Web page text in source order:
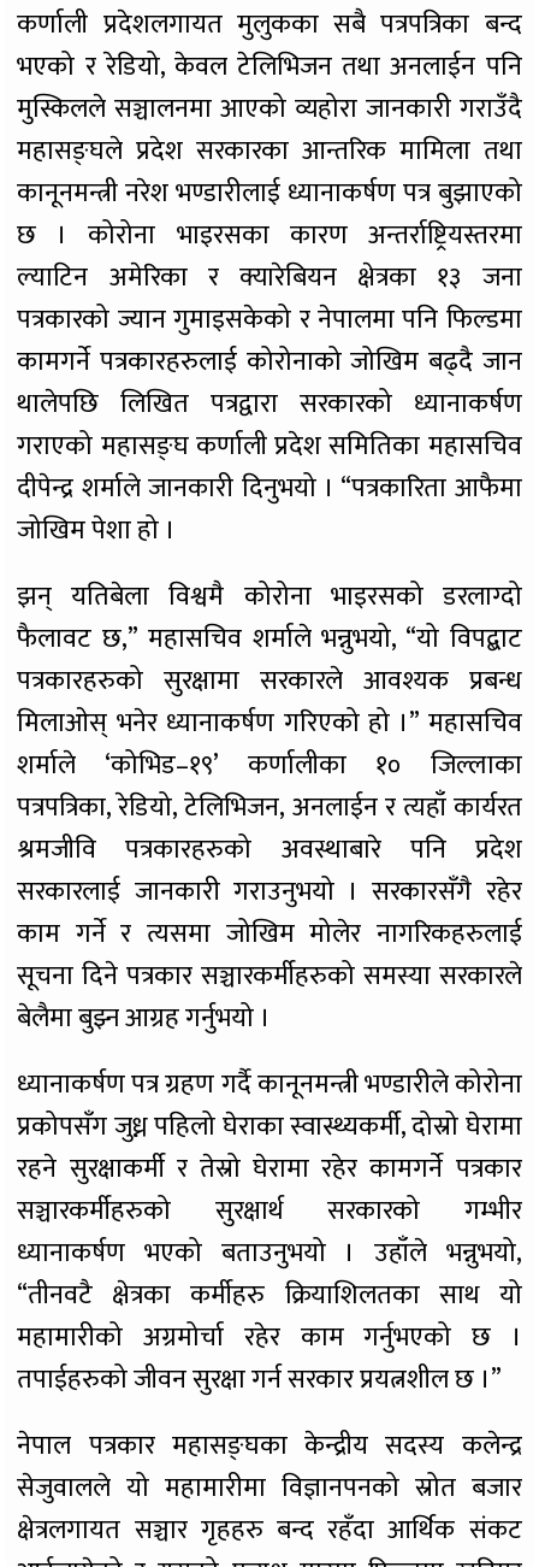
कर्णाली प्रदेशलगायत मुलुकका सबै पत्रपत्रिका बन्द
भएको र रेडियो, केवल टेलिभिजन तथा अनलाईन पनि
मुस्किलले सञ्चालनमा आएको व्यहोरा जानकारी गराउँदै
महासङ्घले प्रदेश सरकारका आन्तरिक मामिला तथा
कानूनमन्त्री नरेश भण्डारीलाई ध्यानाकर्षण पत्र बुझाएको
छ । कोरोना भाइरसका कारण अन्तर्राष्ट्रियस्तरमा
ल्याटिन अमेरिका र क्यारेबियन क्षेत्रका १३ जना
पत्रकारको ज्यान गुमाइसकेको र नेपालमा पनि फिल्डमा
कामगर्ने पत्रकारहरुलाई कोरोनाको जोखिम बढ्दै जान
थालेपछि लिखित पत्रद्वारा सरकारको ध्यानाकर्षण
गराएको महासङ्घ कर्णाली प्रदेश समितिका महासचिव
दीपेन्द्र शर्माले जानकारी दिनुभयो । “पत्रकारिता आफैमा
जोखिम पेशा हो ।
झन् यतिबेला विश्वमै कोरोना भाइरसको डरलाग्दो
फैलावट छ,” महासचिव शर्माले भन्नुभयो, “यो विपद्बाट
पत्रकारहरुको सुरक्षामा सरकारले आवश्यक प्रबन्ध
मिलाओस् भनेर ध्यानाकर्षण गरिएको हो ।” महासचिव
शर्माले ‘कोभिड–१९’ कर्णालीका १० जिल्लाका
पत्रपत्रिका, रेडियो, टेलिभिजन, अनलाईन र त्यहाँ कार्यरत
श्रमजीवि पत्रकारहरुको अवस्थाबारे पनि प्रदेश
सरकारलाई जानकारी गराउनुभयो । सरकारसँगै रहेर
काम गर्ने र त्यसमा जोखिम मोलेर नागरिकहरुलाई
सूचना दिने पत्रकार सञ्चारकर्मीहरुको समस्या सरकारले
बेलैमा बुझ्न आग्रह गर्नुभयो ।
ध्यानाकर्षण पत्र ग्रहण गर्दै कानूनमन्त्री भण्डारीले कोरोना
प्रकोपसँग जुध्न पहिलो घेराका स्वास्थ्यकर्मी, दोस्रो घेरामा
रहने सुरक्षाकर्मी र तेस्रो घेरामा रहेर कामगर्ने पत्रकार
सञ्चारकर्मीहरुको सुरक्षार्थ सरकारको गम्भीर
ध्यानाकर्षण भएको बताउनुभयो । उहाँले भन्नुभयो,
“तीनवटै क्षेत्रका कर्मीहरु क्रियाशिलतका साथ यो
महामारीको अग्रमोर्चा रहेर काम गर्नुभएको छ ।
तपाईहरुको जीवन सुरक्षा गर्न सरकार प्रयत्नशील छ ।”
नेपाल पत्रकार महासङ्घका केन्द्रीय सदस्य कलेन्द्र
सेजुवालले यो महामारीमा विज्ञानपनको स्रोत बजार
क्षेत्रलगायत सञ्चार गृहहरु बन्द रहँदा आर्थिक संकट